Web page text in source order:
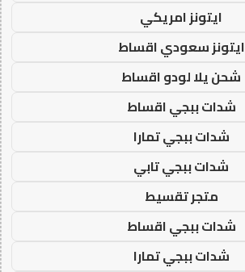
ايتونز امريكي
ايتونز سعودي اقساط
شحن يلا لودو اقساط
شدات ببجي اقساط
شدات ببجي تمارا
شدات ببجي تابي
متجر تقسيط
شدات ببجي اقساط
شدات ببجي تمارا